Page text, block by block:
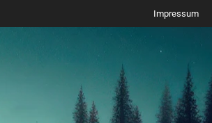
Impressum